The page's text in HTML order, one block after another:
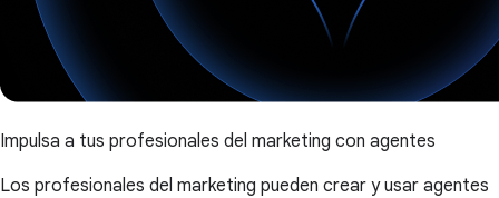
Impulsa a tus profesionales del marketing con agentes
Los profesionales del marketing pueden crear y usar agentes